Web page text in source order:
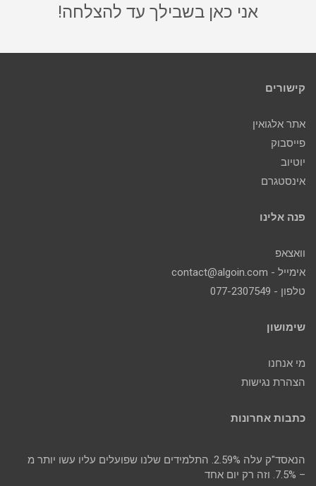
אני כאן בשבילך עד להצלחה!
קישורים
אתר אלגואין
פייסבוק
יוטיוב
אינסטגרם
פנה אלינו
וואצאפ
אימייל - contact@algoin.com
טלפון - 077-2307549
שימושון
מי אנחנו
הצהרת נגישות
כתבות אחרונות
הנאסד"ק עלה 2.59%. התלמידים שלנו שפועלים עליו עשו יותר מ
– 7.5%. וזה רק יום אחד